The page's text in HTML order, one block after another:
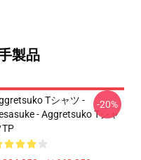
製品
Tシャツ -
- Aggretsuko Tシャ
TP
-20%